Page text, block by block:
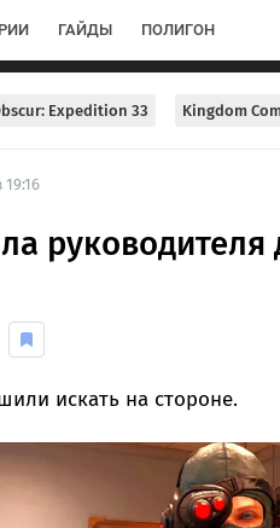
ГАЙДЫ ПОЛИГОН
Expedition 33 Kingdom
19:16
искать на стороне.